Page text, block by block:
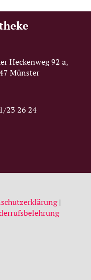
Heckenweg 92 a,
Münster
23 26 24
|